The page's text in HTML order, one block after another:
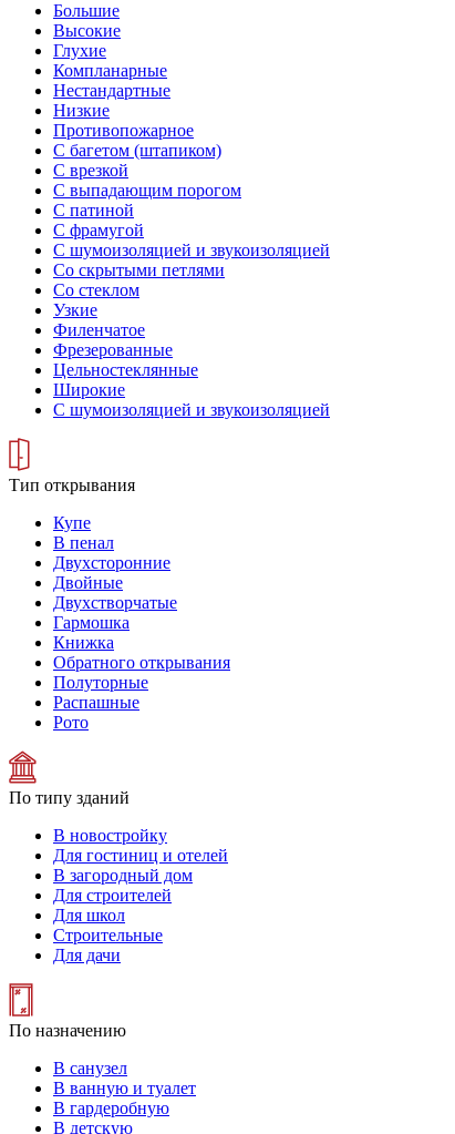
Большие
Высокие
Глухие
Компланарные
Нестандартные
Низкие
Противопожарное
С багетом (штапиком)
С врезкой
С выпадающим порогом
С патиной
С фрамугой
С шумоизоляцией и звукоизоляцией
Со скрытыми петлями
Со стеклом
Узкие
Филенчатое
Фрезерованные
Цельностеклянные
Широкие
С шумоизоляцией и звукоизоляцией
Тип открывания
Купе
В пенал
Двухсторонние
Двойные
Двухстворчатые
Гармошка
Книжка
Обратного открывания
Полуторные
Распашные
Рото
По типу зданий
В новостройку
Для гостиниц и отелей
В загородный дом
Для строителей
Для школ
Строительные
Для дачи
По назначению
В санузел
В ванную и туалет
В гардеробную
В детскую